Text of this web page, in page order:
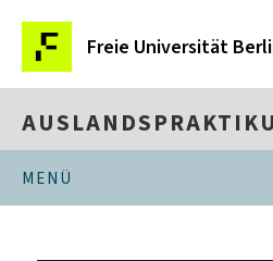
Freie Universität
MENÜ